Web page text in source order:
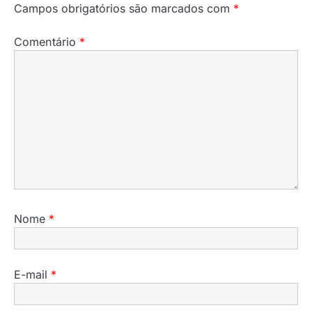
Campos obrigatórios são marcados com *
Comentário *
Nome *
E-mail *